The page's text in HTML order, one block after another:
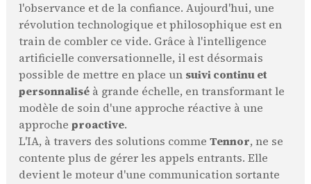
l'observance et de la confiance. Aujourd'hui, une
révolution technologique et philosophique est en
train de combler ce vide. Grâce à l'intelligence
artificielle conversationnelle, il est désormais
possible de mettre en place un suivi continu et
personnaliséà grande échelle, en transformant le
modèle de soin d'une approche réactive à une
approche proactive.
L'IA, à travers des solutions comme Tennor, ne se
contente plus de gérer les appels entrants. Elle
devient le moteur d'une communication sortante